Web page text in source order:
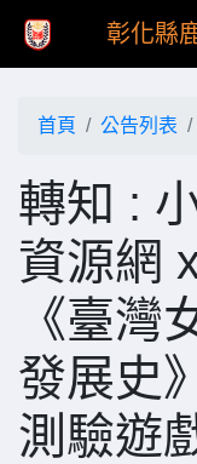
彰化縣
首頁 公告列表
轉知 :
資源網
《臺灣
發展史
測驗遊